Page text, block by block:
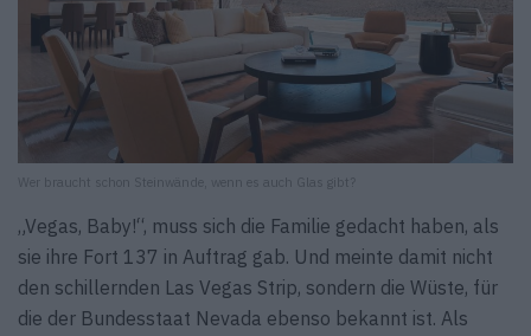
Wer braucht schon Steinwände, wenn es auch Glas gibt?
„Vegas, Baby!“, muss sich die Familie gedacht haben, als
sie ihre Fort 137 in Auftrag gab. Und meinte damit nicht
den schillernden Las Vegas Strip, sondern die Wüste, für
die der Bundesstaat Nevada ebenso bekannt ist. Als